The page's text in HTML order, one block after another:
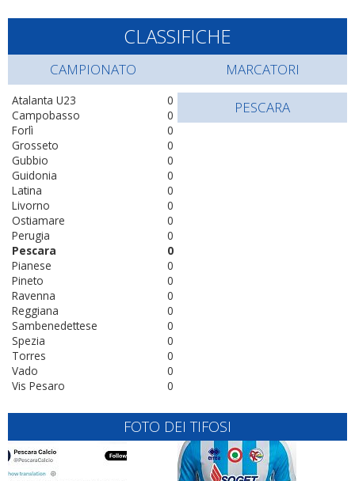
CLASSIFICHE
CAMPIONATO
0
Atalanta U23
0
Campobasso
0
Forlì
0
Grosseto
0
Gubbio
0
Guidonia
0
Latina
0
Livorno
0
Ostiamare
0
Perugia
0
Pescara
0
Pianese
0
Pineto
0
Ravenna
0
Reggiana
0
Sambenedettese
0
Spezia
0
Torres
0
Vado
0
Vis Pesaro
MARCATORI
PESCARA
FOTO DEI TIFOSI